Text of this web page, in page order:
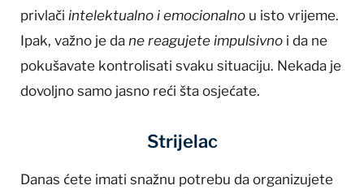
privlači intelektualno i emocionalno u isto vrijeme.
Ipak, važno je da ne reagujete impulsivno i da ne
pokušavate kontrolisati svaku situaciju. Nekada je
dovoljno samo jasno reći šta osjećate.
Strijelac
Danas ćete imati snažnu potrebu da organizujete